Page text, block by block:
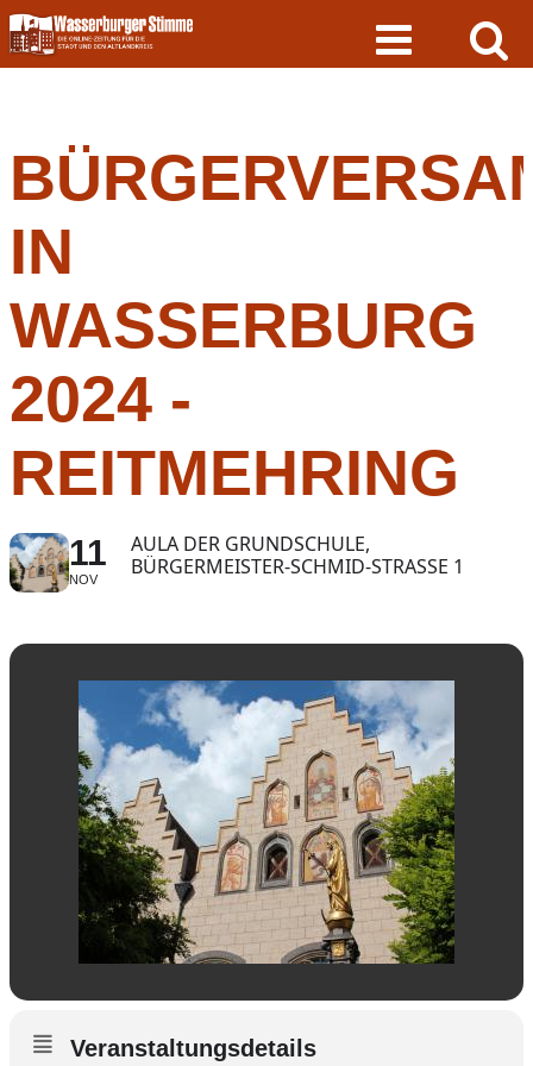
Skip
to
content
IN
WASSERBURG
2024 -
REITMEHRING
11
NOV
AULA DER GRUNDSCHULE,
BÜRGERMEISTER-SCHMID-STRASSE 1
Veranstaltungsdetails